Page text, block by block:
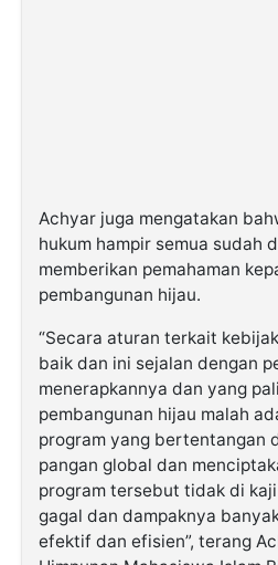
Achyar juga mengatakan
hukum hampir semua sudah
memberikan pemahaman
pembangunan hijau.
“Secara aturan terkait
baik dan ini sejalan dengan
menerapkannya dan yang
pembangunan hijau malah
program yang bertentangan
pangan global dan
program tersebut tidak di
gagal dan dampaknya
efektif dan efisien”, terang